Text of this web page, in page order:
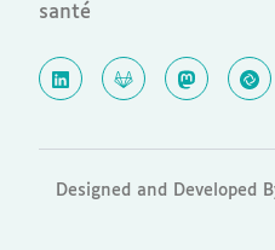
santé
Designed and Developed